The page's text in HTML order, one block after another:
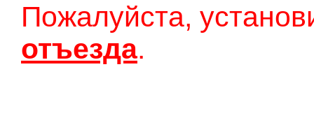
Пожалуйста,
отъезда.